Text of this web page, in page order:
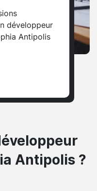
développeur
Antipolis
Antipolis ?